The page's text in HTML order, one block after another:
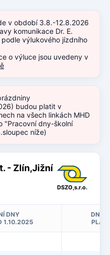
v období 3.8.-12.8.2026
komunikace Dr. E.
podle výlukového jízdního
o výluce jsou uvedeny v
budou platit v
na všech linkách MHD
"Pracovní dny-školní
níže)
- Zlín,Jižní
DSZO,s.r.o.
DNY
1.10.2025
DNY